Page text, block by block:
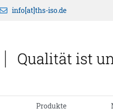
info[at]ths-iso.de
Produkte